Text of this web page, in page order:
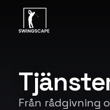
Från rådgivning